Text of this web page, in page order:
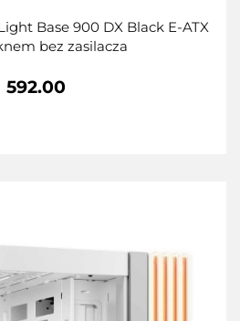
Base 900 DX Black E-ATX
bez zasilacza
592.00